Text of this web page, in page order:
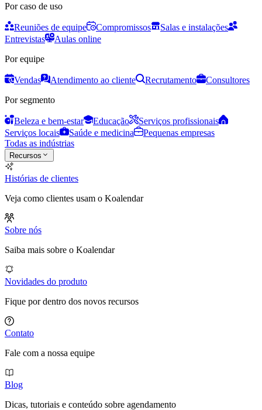
Por caso de uso
Reuniões de equipe Compromissos
Salas e instalações
Entrevistas
Aulas online
Por equipe
Vendas Atendimento ao cliente Recrutamento
Consultores
Por segmento
Beleza e bem-estar Educação
Serviços profissionais
Serviços locais
Saúde e medicina
Pequenas empresas
Todas as indústrias
Recursos
Histórias de clientes
Veja como clientes usam o Koalendar
Sobre nós
Saiba mais sobre o Koalendar
Novidades do produto
Fique por dentro dos novos recursos
Contato
Fale com a nossa equipe
Blog
Dicas, tutoriais e conteúdo sobre agendamento